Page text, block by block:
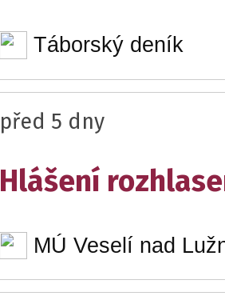
Táborský deník
před 5 dny
Hlášení
MÚ Veselí nad